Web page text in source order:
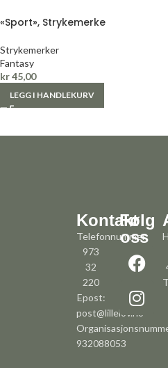
«Sport», Strykemerke
Strykemerker
Fantasy
kr45,00
LEGG I HANDLEKURV
Kontakt
Telefonnummer:
973
32
220
Epost:
post@lillelov.no
932088053
Følg
oss